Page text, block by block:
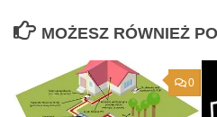
MOŻESZ RÓWNIEŻ
0